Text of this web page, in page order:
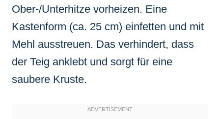
Ober-/Unterhitze vorheizen. Eine
Kastenform (ca. 25 cm) einfetten und mit
Mehl ausstreuen. Das verhindert, dass
der Teig anklebt und sorgt für eine
saubere Kruste.